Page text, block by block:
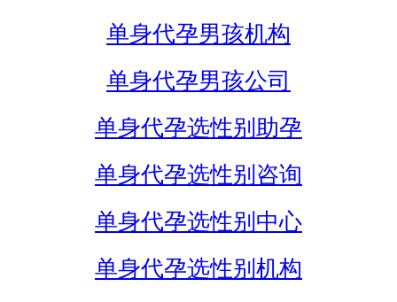
单身代孕男孩机构
单身代孕男孩公司
单身代孕选性别助孕
单身代孕选性别咨询
单身代孕选性别中心
单身代孕选性别机构